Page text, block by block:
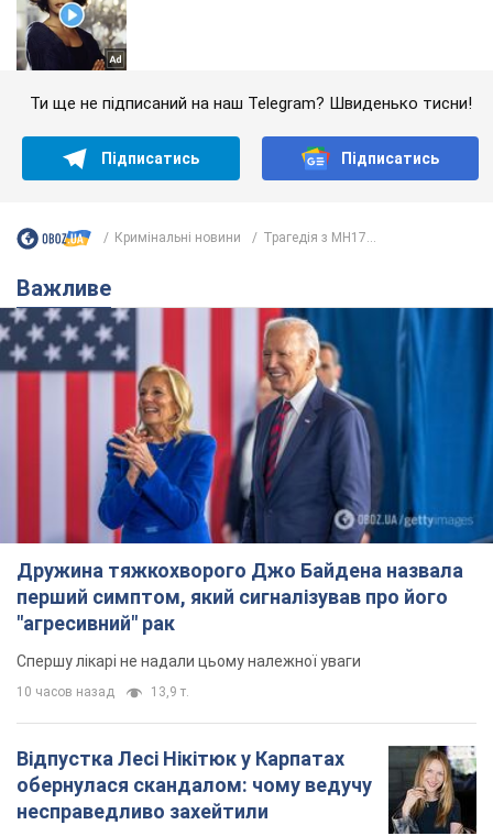
Ти ще не підписаний на наш Telegram? Швиденько тисни!
Підписатись Підписатись
Кримінальні новини Трагедія з МН17...
Важливе
Дружина тяжкохворого Джо Байдена назвала
перший симптом, який сигналізував про його
"агресивний" рак
Спершу лікарі не надали цьому належної уваги
10 часов назад 13,9 т.
Відпустка Лесі Нікітюк у Карпатах
обернулася скандалом: чому ведучу
несправедливо захейтили